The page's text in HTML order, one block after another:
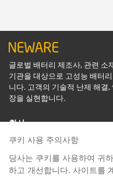
글로벌 배터리 제조사, 관련 소
기관을 대상으로 고성능 배터
니다. 고객의 기술적 난제 해결
장을 실현합니다.
회사
쿠키 사용 주의사항
당사는 쿠키를 사용하여 귀
하고 개선합니다. 사이트를